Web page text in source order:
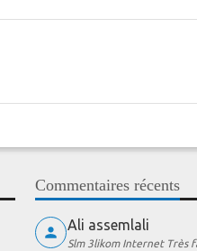
Commentaires récents
Ali assemlali
Slm 3likom Internet Très